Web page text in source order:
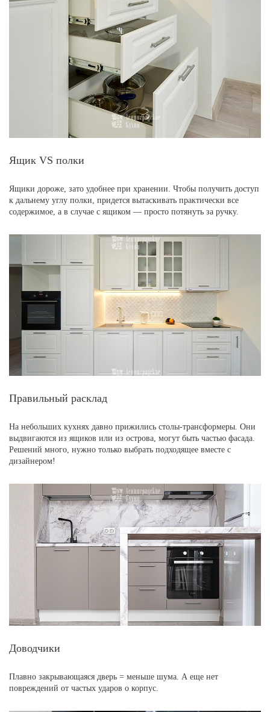
Ящик VS полки
Ящики дороже, зато удобнее при хранении. Чтобы получить доступ
к дальнему углу полки, придется вытаскивать практически все
содержимое, а в случае с ящиком — просто потянуть за ручку.
Правильный расклад
На небольших кухнях давно прижились столы-трансформеры. Они
выдвигаются из ящиков или из острова, могут быть частью фасада.
Решений много, нужно только выбрать подходящее вместе с
дизайнером!
Доводчики
Плавно закрывающаяся дверь = меньше шума. А еще нет
повреждений от частых ударов о корпус.